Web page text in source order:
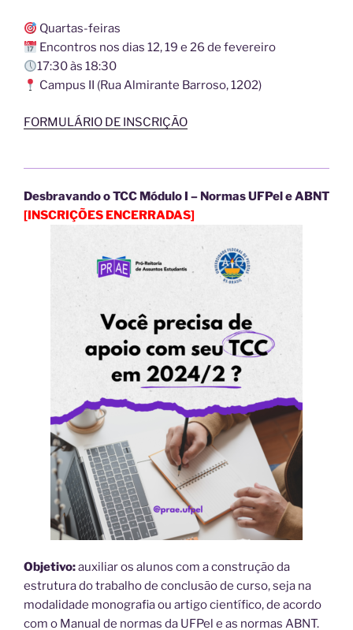
Quartas-feiras
Encontros nos dias 12, 19 e 26 de fevereiro
17:30 às 18:30
Campus II (Rua Almirante Barroso, 1202)
FORMULÁRIO DE INSCRIÇÃO
Desbravando o TCC Módulo I – Normas UFPel e ABNT
[INSCRIÇÕES ENCERRADAS]
Objetivo:auxiliar os alunos com a construção da
estrutura do trabalho de conclusão de curso, seja na
modalidade monografia ou artigo científico, de acordo
com o Manual de normas da UFPel e as normas ABNT.